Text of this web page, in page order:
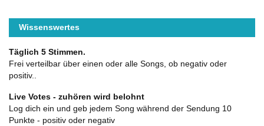
Wissenswertes
Täglich 5 Stimmen.
Frei verteilbar über einen oder alle Songs, ob negativ oder
positiv..
Live Votes - zuhören wird belohnt
Log dich ein und geb jedem Song während der Sendung 10
Punkte - positiv oder negativ